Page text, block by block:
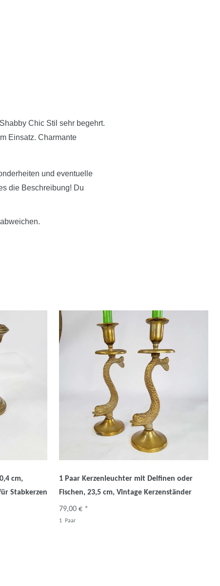
Chic Stil sehr begehrt.
Einsatz. Charmante
und eventuelle
die Beschreibung! Du
cm,
Stabkerzen
1 Paar Kerzenleuchter mit Delfinen oder
Fischen, 23,5 cm, Vintage Kerzenständer
79,00 € *
1 Paar